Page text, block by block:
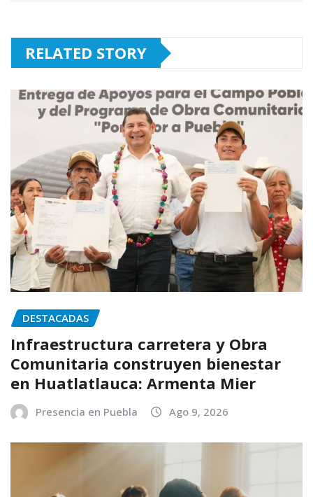
RELATED STORY
DESTACADAS
Infraestructura carretera y Obra
Comunitaria construyen bienestar
en Huatlatlauca: Armenta Mier
Presencia en Puebla Ago 9, 2026